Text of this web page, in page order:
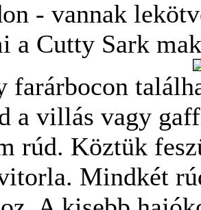
- vannak
a Cutty Sark
farárbocon
a villás vagy
rúd. Köztük
Mindkét